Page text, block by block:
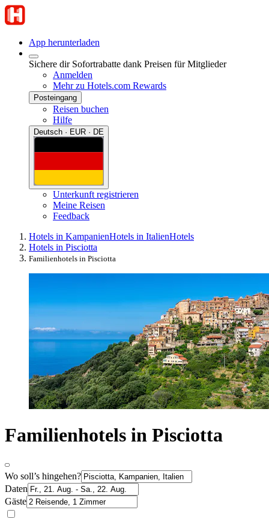
App herunterladen
Sichere dir Sofortrabatte dank Preisen für Mitglieder
Anmelden
Mehr zu Hotels.com Rewards
Posteingang
Reisen buchen
Hilfe
Deutsch · EUR · DE
Unterkunft registrieren
Meine Reisen
Feedback
Hotels in KampanienHotels in ItalienHotels
Hotels in Pisciotta
Familienhotels in Pisciotta
Familienhotels in Pisciotta
Wo soll’s hingehen?
Daten
Gäste